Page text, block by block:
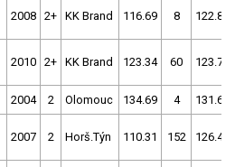
2008 2+ KK Brand 116.69 8 122.83
2010 2+ KK Brand 123.34 60 123.78
2004 2 Olomouc 134.69 4 131.64
2007 2 Horš.Týn 110.31 152 126.40